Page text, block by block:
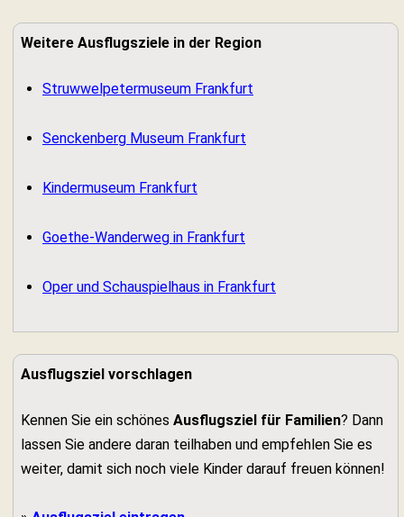
Weitere Ausflugsziele in der Region
Struwwelpetermuseum Frankfurt
Senckenberg Museum Frankfurt
Kindermuseum Frankfurt
Goethe-Wanderweg in Frankfurt
Oper und Schauspielhaus in Frankfurt
Ausflugsziel vorschlagen
Kennen Sie ein schönes Ausflugsziel für Familien? Dann
lassen Sie andere daran teilhaben und empfehlen Sie es
weiter, damit sich noch viele Kinder darauf freuen können!